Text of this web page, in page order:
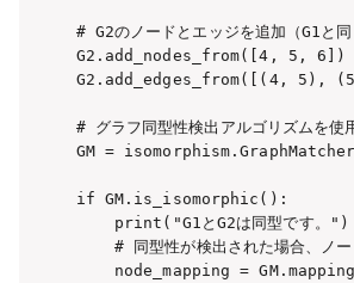
# G2のノードとエッジを追加（G1と同
G2.add_nodes_from([4, 5, 6])
G2.add_edges_from([(4, 5),
# グラフ同型性検出アルゴリズムを使
GM =
if GM.is_isomorphic():
    print("G1とG2は同型です。")
# 同型性が検出された場合、ノ
    node_mapping = GM.mapping